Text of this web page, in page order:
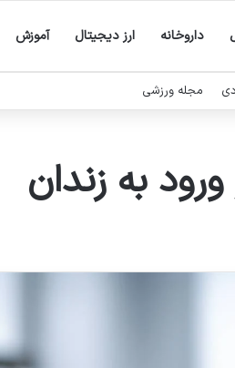
داروخانه ارز دیجیتال آموزش
مجله ورزشی
به زندان